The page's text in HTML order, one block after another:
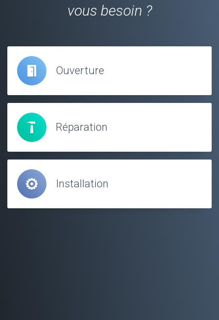
vous besoin ?
Ouverture
Réparation
Installation